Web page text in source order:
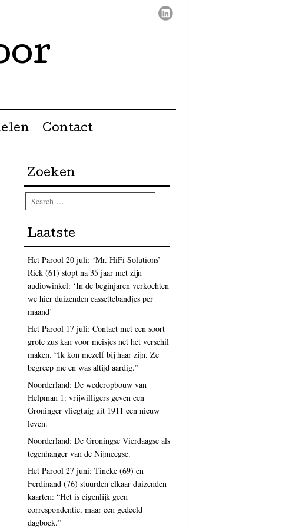
Contact
Zoeken
Search
Laatste
Het Parool 20 juli: ‘Mr. HiFi Solutions’
Rick (61) stopt na 35 jaar met zijn
audiowinkel: ‘In de beginjaren verkochten
we hier duizenden cassettebandjes per
maand’
Het Parool 17 juli: Contact met een soort
grote zus kan voor meisjes net het verschil
maken. “Ik kon mezelf bij haar zijn. Ze
begreep me en was altijd aardig.”
Noorderland: De wederopbouw van
Helpman 1: vrijwilligers geven een
Groninger vliegtuig uit 1911 een nieuw
leven.
Noorderland: De Groningse Vierdaagse als
tegenhanger van de Nijmeegse.
Het Parool 27 juni: Tineke (69) en
Ferdinand (76) stuurden elkaar duizenden
kaarten: “Het is eigenlijk geen
correspondentie, maar een gedeeld
dagboek.”